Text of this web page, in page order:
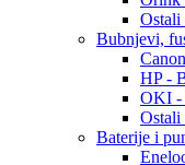
Ostali
Bubnjevi,
HP -
OKI -
Ostali
Baterije i